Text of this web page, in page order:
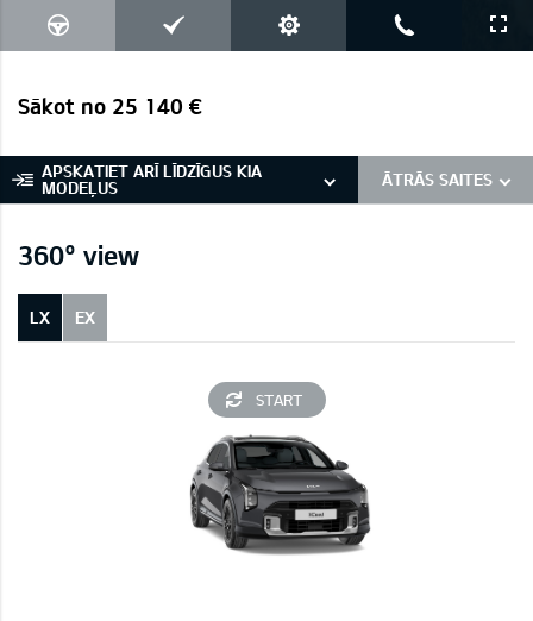
Sākot no 25 140 €
APSKATIET ARĪ LĪDZĪGUS KIA
MODEĻUS
ĀTRĀS SAITES
360° view
LX EX
START